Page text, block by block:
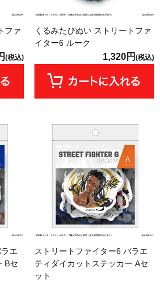
ファ
(税込)
くるみたぴぬい ストリートファ
イター6 ルーク
1,320円 (税込)
エ
Bセ
ストリートファイター6 バラエ
ティダイカットステッカー Aセ
ット